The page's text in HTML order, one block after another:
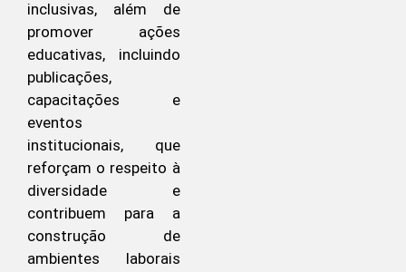
inclusivas, além de
promover ações
educativas, incluindo
publicações,
capacitações e
eventos
institucionais, que
reforçam o respeito à
diversidade e
contribuem para a
construção de
ambientes laborais